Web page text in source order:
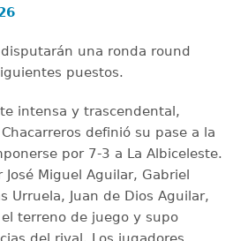
una ronda round
puestos.
intensa y trascendental,
definió su pase a la
por 7-3 a La Albiceleste.
Miguel Aguilar, Gabriel
Urruela, Juan de Dios Aguilar,
terreno de juego y supo